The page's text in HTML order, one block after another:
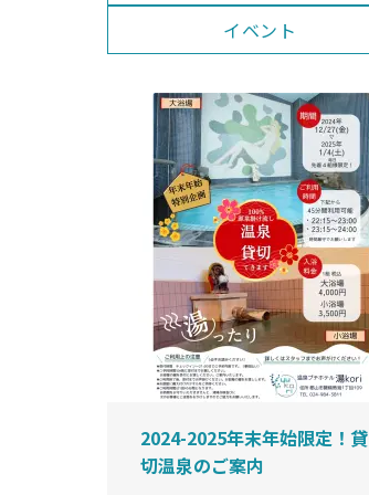
イベント
2024-2025年末年始限定！貸
切温泉のご案内